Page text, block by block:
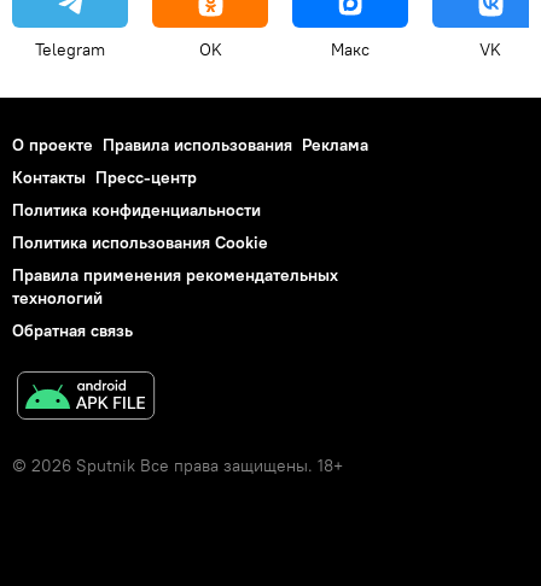
Telegram OK Макс VK
О проекте Правила использования Реклама
Контакты Пресс-центр
Политика конфиденциальности
Политика использования Cookie
Правила применения рекомендательных
технологий
Обратная связь
© 2026 Sputnik Все права защищены. 18+